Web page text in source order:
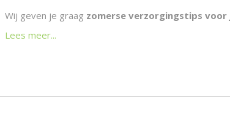
Wij geven je graag zomerse verzorgingstips voor
Lees meer...